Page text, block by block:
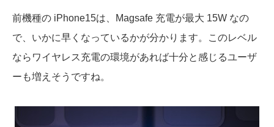
前機種の iPhone15は、Magsafe 充電が最大 15W なの
で、いかに早くなっているかが分かります。このレベル
ならワイヤレス充電の環境があれば十分と感じるユーザ
ーも増えそうですね。